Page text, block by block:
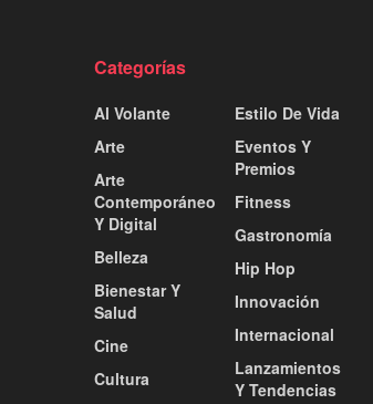
Categorías
Al Volante
Arte
Arte
Contemporáneo
Y Digital
Belleza
Bienestar Y
Salud
Cine
Cultura
Estilo De Vida
Eventos Y
Premios
Fitness
Gastronomía
Hip Hop
Innovación
Internacional
Lanzamientos
Y Tendencias